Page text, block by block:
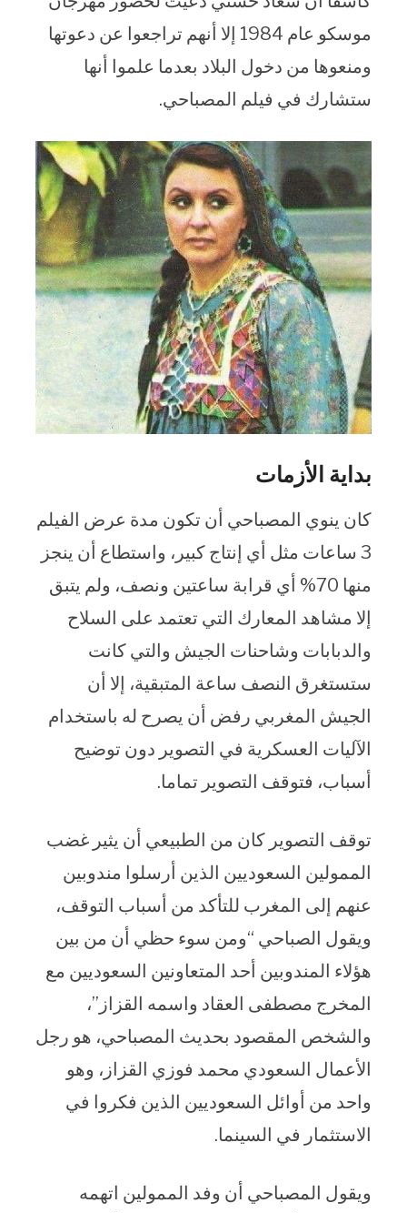
موسكو عام 1984 إلا أنهم تراجعوا عن دعوتها
ومنعوها من دخول البلاد بعدما علموا أنها
ستشارك في فيلم المصباحي.
بداية الأزمات
كان ينوي المصباحي أن تكون مدة عرض الفيلم
3 ساعات مثل أي إنتاج كبير، واستطاع أن ينجز
منها 70% أي قرابة ساعتين ونصف، ولم يتبق
إلا مشاهد المعارك التي تعتمد على السلاح
والدبابات وشاحنات الجيش والتي كانت
ستستغرق النصف ساعة المتبقية، إلا أن
الجيش المغربي رفض أن يصرح له باستخدام
الآليات العسكرية في التصوير دون توضيح
أسباب، فتوقف التصوير تماما.
توقف التصوير كان من الطبيعي أن يثير غضب
الممولين السعوديين الذين أرسلوا مندوبين
عنهم إلى المغرب للتأكد من أسباب التوقف،
ويقول الصباحي “ومن سوء حظي أن من بين
هؤلاء المندوبين أحد المتعاونين السعوديين مع
المخرج مصطفى العقاد واسمه القزاز”،
والشخص المقصود بحديث المصباحي، هو رجل
الأعمال السعودي محمد فوزي القزاز، وهو
واحد من أوائل السعوديين الذين فكروا في
الاستثمار في السينما.
ويقول المصباحي أن وفد الممولين اتهمه